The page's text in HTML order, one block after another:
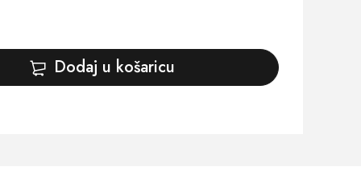
Dodaj u košaricu